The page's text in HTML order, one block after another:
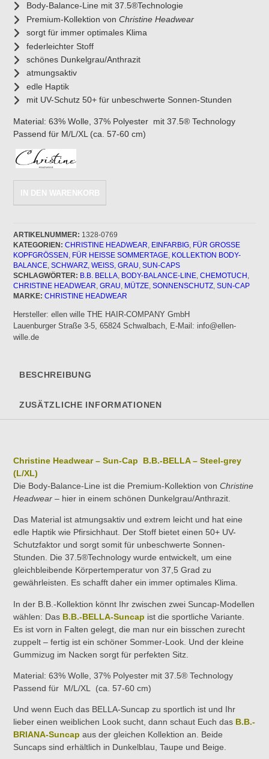
Body-Balance-Line mit 37.5®Technologie
Premium-Kollektion von Christine Headwear
sorgt für immer optimales Klima
federleichter Stoff
schönes Dunkelgrau/Anthrazit
atmungsaktiv
edle Haptik
mit UV-Schutz 50+ für unbeschwerte Sonnen-Stunden
Material:63% Wolle, 37% Polyester mit 37.5® Technology
Passend für M/L/XL (ca. 57-60 cm)
Cap
-
Steel-
grey
Menge
IN DEN WARENKORB
ARTIKELNUMMER: 1328-0769
KATEGORIEN: CHRISTINE HEADWEAR, EINFARBIG, FÜR GROSSE K
OPFGRÖSSEN
, FÜR HEISSE SOMMERTAGE , KOLLEKTION BODY-
BALANCE,SCHWARZ, WEISS, GRAU ,SUN-CAPS
SCHLAGWÖRTER: B.B. BELLA, BODY-BALANCE-LINE,CHEMOTUCH ,
CHRISTINE HEADWEAR,GRAU, MÜTZE,SONNENSCHUTZ,SUN-CAP
MARKE:CHRISTINE HEADWEAR
Hersteller:ellen wille THE HAIR-COMPANY GmbH
Lauenburger Straße 3-5, 65824 Schwalbach, E-Mail: info@ellen-
wille.de
BESCHREIBUNG
ZUSÄTZLICHE INFORMATIONEN
Christine Headwear – Sun-Cap B.B.-BELLA – Steel-grey
(L/XL)
Die Body-Balance-Line ist die Premium-Kollektion vonChristine
Headwear– hier in einem schönen Dunkelgrau/Anthrazit.
Das Material ist atmungsaktiv und extrem leicht und hat eine
edle Haptik wie Pfirsichhaut. Der Stoff bietet einen 50+ UV-
Schutzfaktor und sorgt somit für unbeschwerte Sonnen-
Stunden. Die 37.5®Technology wurde entwickelt, um eine
gleichbleibende Körpertemperatur von 37,5 Grad zu
gewährleisten. Es schafft daher ein immer optimales Klima.
In der B.B.-Kollektion könnt Ihr zwischen zwei Suncap-Modellen
wählen: Das B.B.-BELLA-Suncap ist die sportliche Variante.
Es ist vorn in Falten gelegt, die man nur ein bisschen zurecht
zuppelt – fertig ist ein schöner Sommer-Look. Und der kleine
Gummizug im Nacken sorgt für perfekten Sitz.
Material:63% Wolle, 37% Polyester mit 37.5® Technology
Passend für M/L/XL (ca. 57-60 cm)
Und wenn Euch das BELLA-Suncap zu sportlich ist und Ihr
lieber einen weiblichen Look sucht, dann schaut Euch das B.B.-
BRIANA-Suncap aus der gleichen Kollektion an. Beide
Suncaps sind erhältlich in Dunkelblau, Taupe und Beige.